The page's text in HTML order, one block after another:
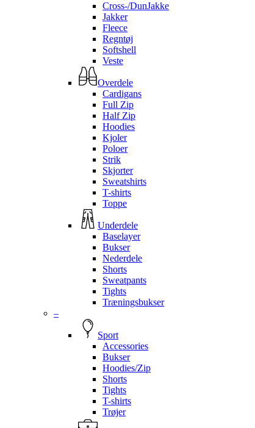
Cross-/DunJakke
Jakker
Fleece
Regntøj
Softshell
Veste
Overdele
Cardigans
Full Zip
Half Zip
Hoodies
Kjoler
Poloer
Strik
Skjorter
Sweatshirts
T-shirts
Toppe
Underdele
Baselayer
Bukser
Nederdele
Shorts
Sweatpants
Tights
Træningsbukser
–
Sport
Accessories
Bukser
Hoodies/Zip
Shorts
Tights
T-shirts
Trøjer